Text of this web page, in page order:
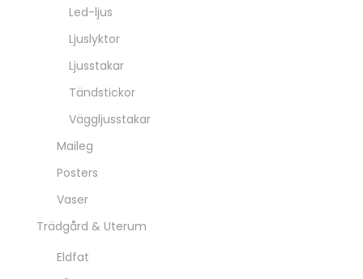
Led-ljus
Ljuslyktor
Ljusstakar
Tändstickor
Väggljusstakar
Maileg
Posters
Vaser
Trädgård & Uterum
Eldfat